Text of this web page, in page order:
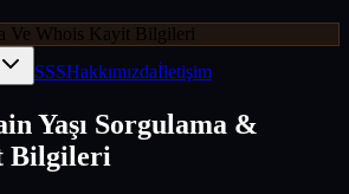
Ve Whois Kayit Bilgileri
SSSHakkımızdaİletişim
Yaşı Sorgulama &
Bilgileri